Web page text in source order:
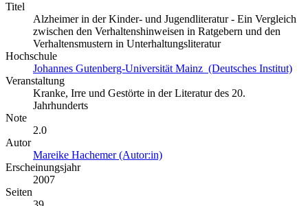
Titel
Alzheimer in der Kinder- und Jugendliteratur - Ein Vergleich
zwischen den Verhaltenshinweisen in Ratgebern und den
Verhaltensmustern in Unterhaltungsliteratur
Hochschule
Johannes Gutenberg-Universität Mainz (Deutsches Institut)
Veranstaltung
Kranke, Irre und Gestörte in der Literatur des 20.
Jahrhunderts
Note
2.0
Autor
Mareike Hachemer (Autor:in)
Erscheinungsjahr
2007
Seiten